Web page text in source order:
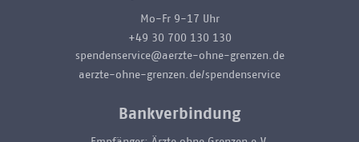
Mo-Fr 9-17 Uhr
+49 30 700 130 130
spendenservice@aerzte-ohne-grenzen.de
aerzte-ohne-grenzen.de/spendenservice
Bankverbindung